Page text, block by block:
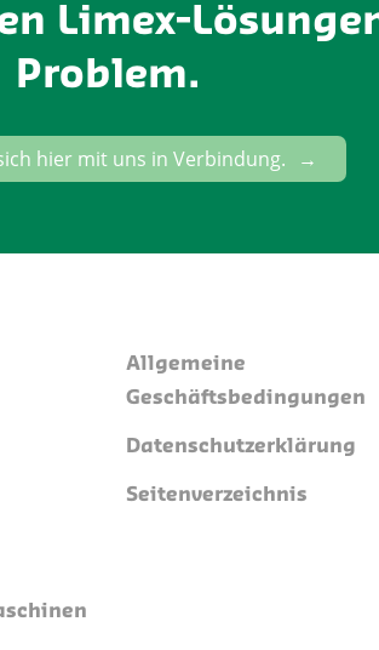
Limex-
Problem.
hier mit uns in Verbindung.
Allgemeine
Geschäftsbedingungen
Datenschutzerklärung
Seitenverzeichnis